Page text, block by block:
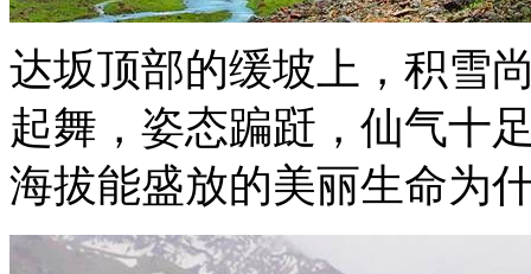
达坂顶部的缓坡上，积雪
起舞，姿态蹁跹，仙气十
海拔能盛放的美丽生命为